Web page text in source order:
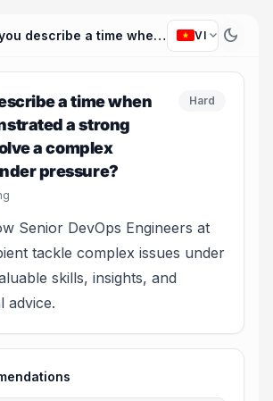
Can you describe a time when you demonstrated a strong ability to solve a complex problem under pressure? VI expand_more dark_mode
a time when
a strong
a complex
pressure?
Hard
Senior DevOps Engineers at
tackle complex issues under
skills, insights, and
advice.